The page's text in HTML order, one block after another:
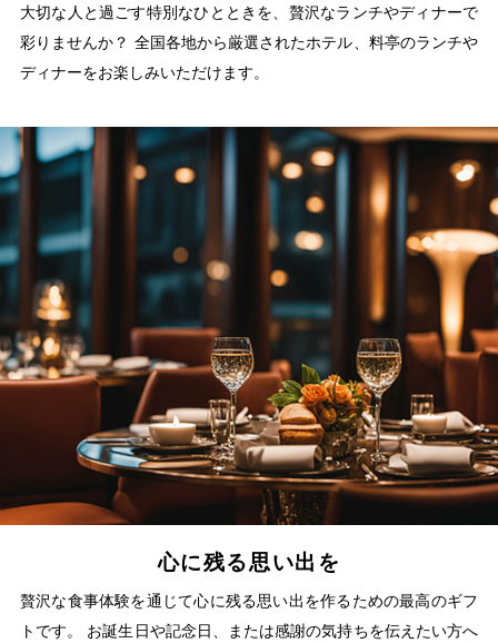
大切な人と過ごす特別なひとときを、贅沢なランチやディナーで
彩りませんか？ 全国各地から厳選されたホテル、料亭のランチや
ディナーをお楽しみいただけます。
心に残る思い出を
贅沢な食事体験を通じて心に残る思い出を作るための最高のギフ
トです。 お誕生日や記念日、または感謝の気持ちを伝えたい方へ